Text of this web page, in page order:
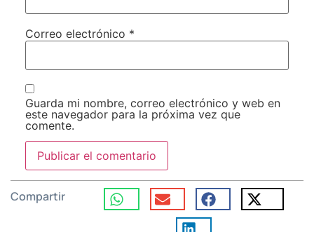
Correo electrónico *
Guarda mi nombre, correo electrónico y web en
este navegador para la próxima vez que
comente.
Compartir